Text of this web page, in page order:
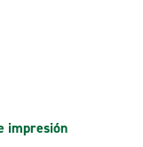
impresión